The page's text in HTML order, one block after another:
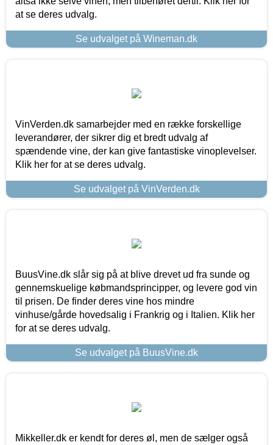
at se deres udvalg.
Se udvalget på Wineman.dk
VinVerden.dk samarbejder med en række forskellige
leverandører, der sikrer dig et bredt udvalg af
spændende vine, der kan give fantastiske vinoplevelser.
Klik her for at se deres udvalg.
Se udvalget på VinVerden.dk
BuusVine.dk slår sig på at blive drevet ud fra sunde og
gennemskuelige købmandsprincipper, og levere god vin
til prisen. De finder deres vine hos mindre
vinhuse/gårde hovedsalig i Frankrig og i Italien. Klik her
for at se deres udvalg.
Se udvalget på BuusVine.dk
Mikkeller.dk er kendt for deres øl, men de sælger også